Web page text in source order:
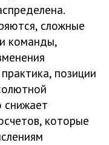
сложные
команды,
позиции
снижает
которые